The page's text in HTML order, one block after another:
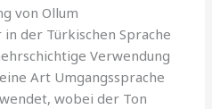
von Ollum
der Türkischen Sprache
Verwendung
Art Umgangssprache
wobei der Ton